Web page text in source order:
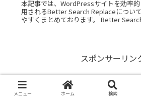
本記事では、WordPressサイトを効率
用されるBetter Search Replaceについ
やすくまとめております。 Better
スポンサーリン
メニュー ホーム 検索